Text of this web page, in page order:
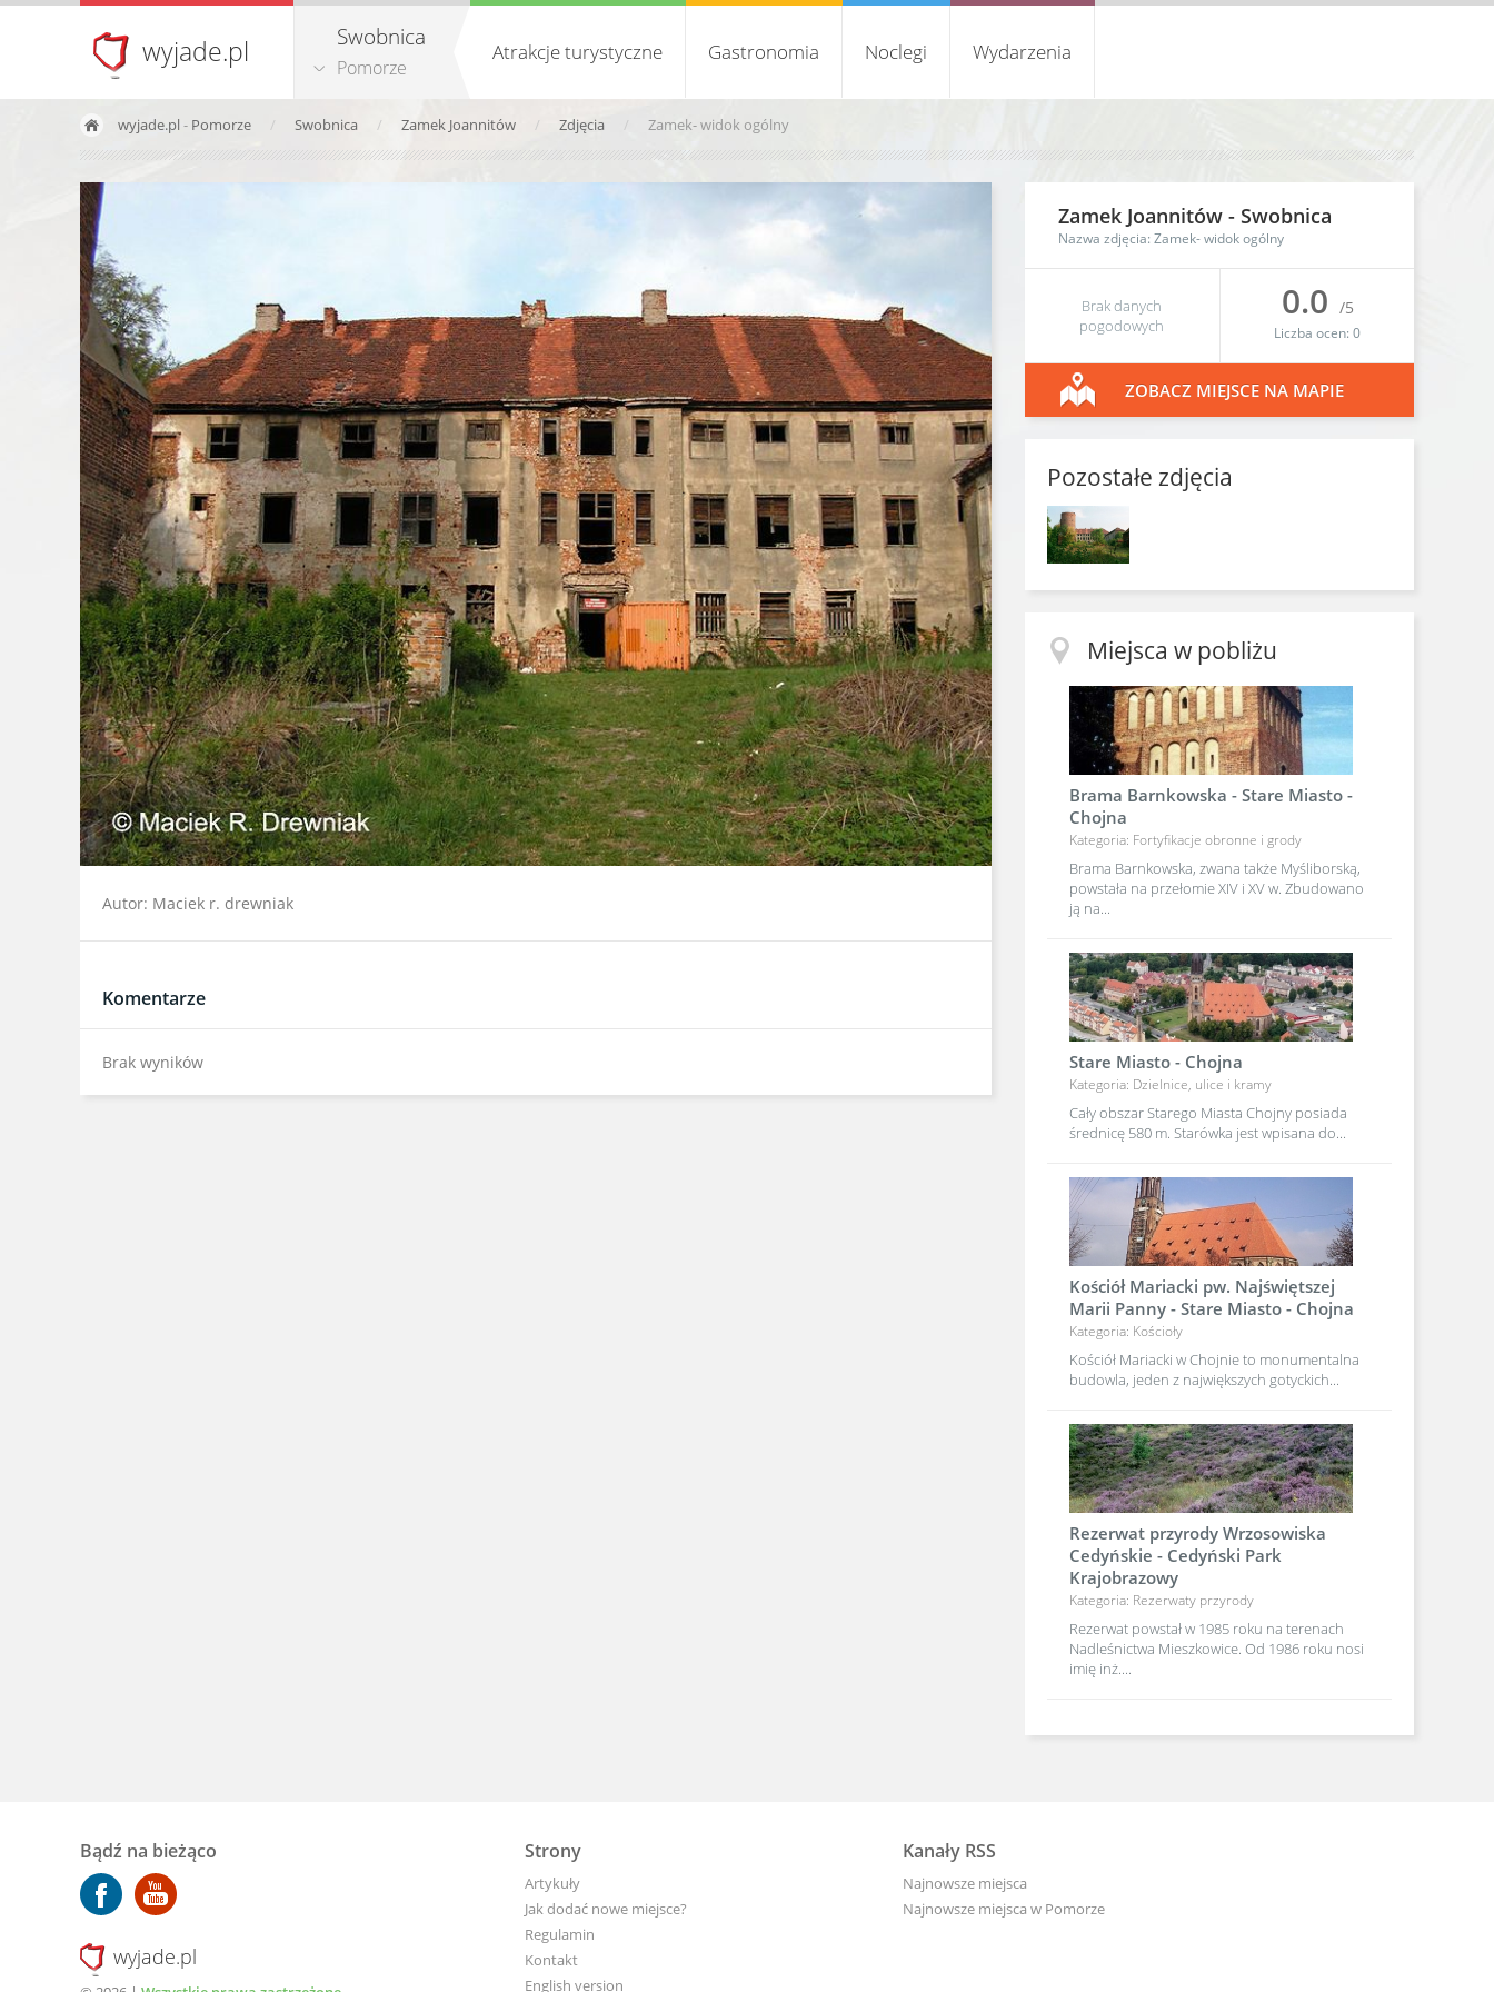
wyjade.pl Swobnica
Pomorze
Atrakcje turystyczne Gastronomia Noclegi Wydarzenia
wyjade.pl- Pomorze Swobnica Zamek Joannitów Zdjęcia Zamek- widok ogólny
Autor: Maciek r. drewniak
Komentarze
Brak wyników
Zamek Joannitów - Swobnica
Nazwa zdjęcia: Zamek- widok ogólny
Brak danych
pogodowych
0.0 /5
Liczba ocen: 0
ZOBACZ MIEJSCE NA MAPIE
Pozostałe zdjęcia
Miejsca w pobliżu
Brama Barnkowska - Stare Miasto -
Chojna
Kategoria: Fortyfikacje obronne i grody
Brama Barnkowska, zwana także Myśliborską,
powstała na przełomie XIV i XV w. Zbudowano
ją na...
Stare Miasto - Chojna
Kategoria: Dzielnice, ulice i kramy
Cały obszar Starego Miasta Chojny posiada
średnicę 580 m. Starówka jest wpisana do...
Kościół Mariacki pw. Najświętszej
Marii Panny - Stare Miasto - Chojna
Kategoria: Kościoły
Kościół Mariacki w Chojnie to monumentalna
budowla, jeden z największych gotyckich...
Rezerwat przyrody Wrzosowiska
Cedyńskie - Cedyński Park
Krajobrazowy
Kategoria: Rezerwaty przyrody
Rezerwat powstał w 1985 roku na terenach
Nadleśnictwa Mieszkowice. Od 1986 roku nosi
imię inż....
Bądź na bieżąco
wyjade.pl
Strony
Artykuły
Jak dodać nowe miejsce?
Regulamin
Kontakt
English version
Kanały RSS
Najnowsze miejsca
Najnowsze miejsca w Pomorze